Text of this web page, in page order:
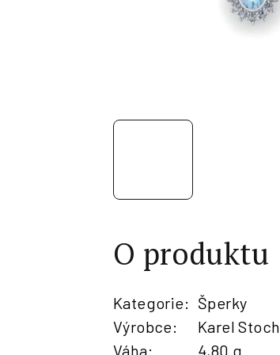
O produktu
Kategorie: Šperky
Výrobce:
Karel Stoch
Váha: 4,80 g